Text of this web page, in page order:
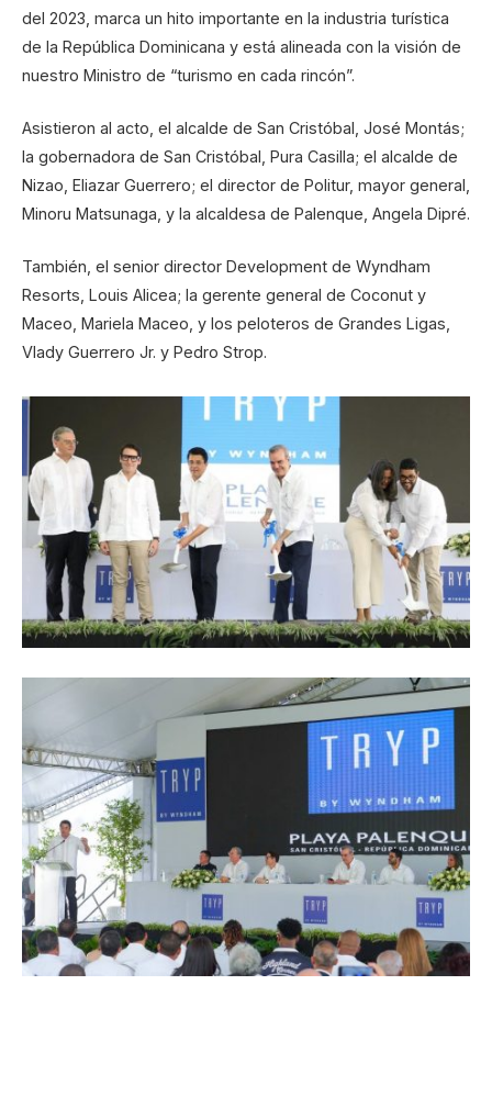
del 2023, marca un hito importante en la industria turística
de la República Dominicana y está alineada con la visión de
nuestro Ministro de “turismo en cada rincón”.
Asistieron al acto, el alcalde de San Cristóbal, José Montás;
la gobernadora de San Cristóbal, Pura Casilla; el alcalde de
Nizao, Eliazar Guerrero; el director de Politur, mayor general,
Minoru Matsunaga, y la alcaldesa de Palenque, Angela Dipré.
También, el senior director Development de Wyndham
Resorts, Louis Alicea; la gerente general de Coconut y
Maceo, Mariela Maceo, y los peloteros de Grandes Ligas,
Vlady Guerrero Jr. y Pedro Strop.